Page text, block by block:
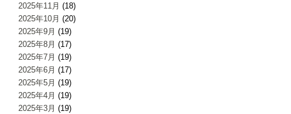
2025年11月 (18)
2025年10月 (20)
2025年9月 (19)
2025年8月 (17)
2025年7月 (19)
2025年6月 (17)
2025年5月 (19)
2025年4月 (19)
2025年3月 (19)